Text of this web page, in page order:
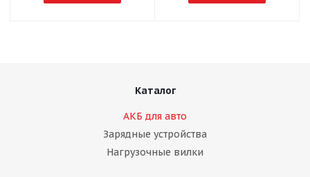
Каталог
АКБ для авто
Зарядные устройства
Нагрузочные вилки